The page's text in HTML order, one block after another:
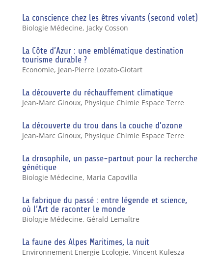
La conscience chez les êtres vivants (second volet)
Biologie Médecine, Jacky Cosson
La Côte d’Azur : une emblématique destination
tourisme durable ?
Economie, Jean-Pierre Lozato-Giotart
La découverte du réchauffement climatique
Jean-Marc Ginoux, Physique Chimie Espace Terre
La découverte du trou dans la couche d’ozone
Jean-Marc Ginoux, Physique Chimie Espace Terre
La drosophile, un passe-partout pour la recherche
génétique
Biologie Médecine, Maria Capovilla
La fabrique du passé : entre légende et science,
où l’Art de raconter le monde
Biologie Médecine, Gérald Lemaître
La faune des Alpes Maritimes, la nuit
Environnement Energie Ecologie, Vincent Kulesza